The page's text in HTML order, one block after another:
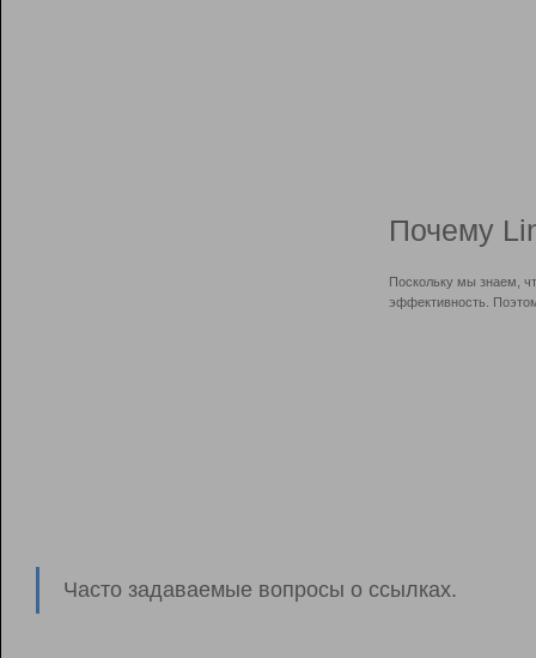
Почему
Поскольку мы знаем,
эффективность.
Часто задаваемые вопросы о ссылках.